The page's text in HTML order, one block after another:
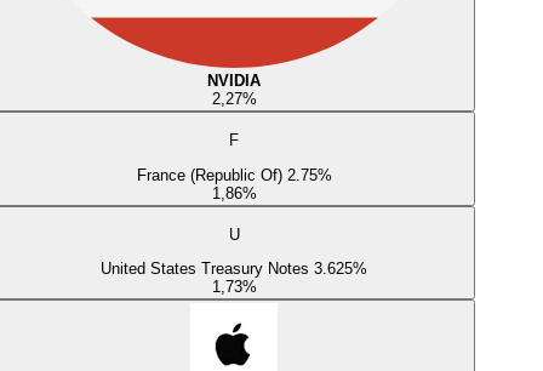
NVIDIA
2,27%
F
France (Republic Of) 2.75%
1,86%
U
United States Treasury Notes 3.625%
1,73%